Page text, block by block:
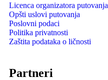
Licenca organizatora putovanja
Opšti uslovi putovanja
Poslovni podaci
Politika privatnosti
Zaštita podataka o ličnosti
Partneri